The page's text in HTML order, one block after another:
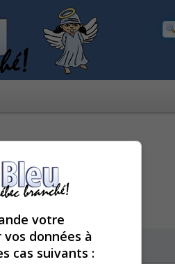
votre
données à
cas suivants :